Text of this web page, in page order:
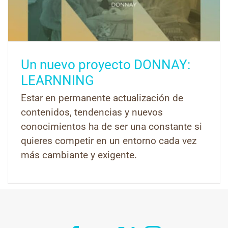
Un nuevo proyecto DONNAY:
LEARNNING
Estar en permanente actualización de
contenidos, tendencias y nuevos
conocimientos ha de ser una constante si
quieres competir en un entorno cada vez
más cambiante y exigente.